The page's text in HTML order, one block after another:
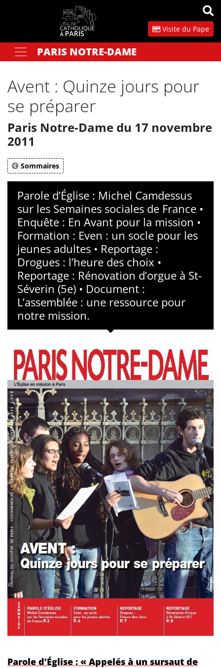
Visite du Pape
Votre recherchePARIS NOTRE-DAME
Avent : Quinze jours pour
se préparer
Paris Notre-Dame du 17 novembre
2011
Sommaires
Parole d’Église : Michel Camdessus
sur les Semaines sociales de France •
Enquête : En Avant pour la mission •
Formation : Even : un socle pour les
jeunes adultes • Reportage :
Drogues : l’heure des choix •
Reportage : Rénovation d’orgue à St-
Séverin (5e) • Document :
L’assemblée : une ressource pour
notre mission.
Parole d’Église : « Appelés à un sursaut de
Panneau de gestion des cookies